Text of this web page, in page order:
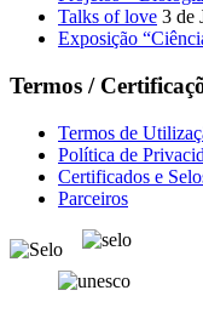
Talks of love 3 de
Exposição
Termos /
Termos de
Política de
Certificados e
Parceiros